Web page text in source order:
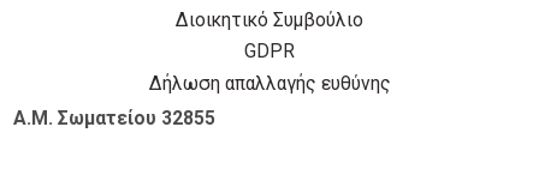
Διοικητικό Συμβούλιο
GDPR
Δήλωση απαλλαγής ευθύνης
Α.Μ. Σωματείου 32855